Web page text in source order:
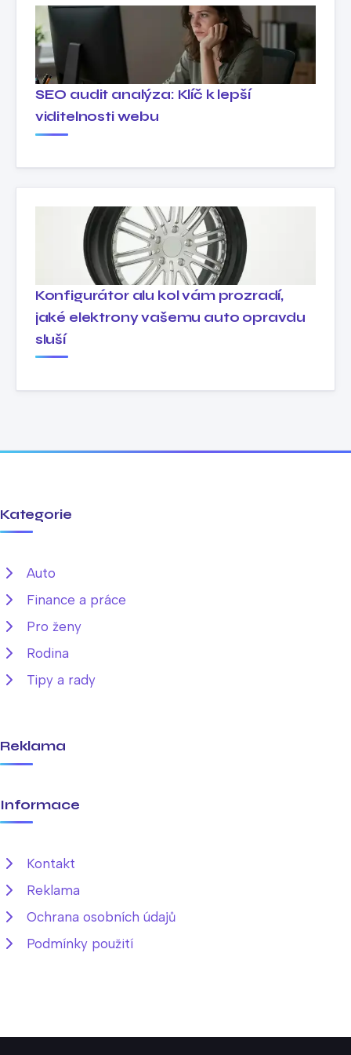
SEO audit analýza: Klíč k lepší
viditelnosti webu
Konfigurátor alu kol vám prozradí,
jaké elektrony vašemu auto opravdu
sluší
Kategorie
Auto
Finance a práce
Pro ženy
Rodina
Tipy a rady
Reklama
Informace
Kontakt
Reklama
Ochrana osobních údajů
Podmínky použití